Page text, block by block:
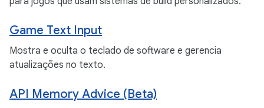
Game Text Input
Mostra e oculta o teclado de software e gerencia
atualizações no texto.
API Memory Advice (Beta)